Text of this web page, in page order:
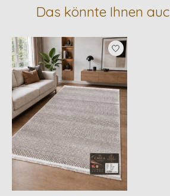
Das könnte Ihnen
Produkt-Karussell-Artikel